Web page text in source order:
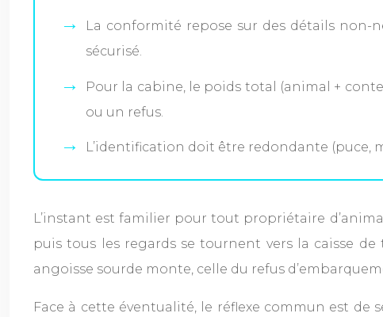
La conformité repose sur des détails non-
sécurisé.
Pour la cabine, le poids total (animal +
ou un refus.
L’identification doit être redondante (puce,
L’instant est familier pour tout propriétaire
puis tous les regards se tournent vers la caisse
angoisse sourde monte, celle du refus
Face à cette éventualité, le réflexe commun est